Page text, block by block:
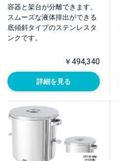
【KTT-ST-ASC】
容器と架台が分離できます。
スムーズな液体排出ができる
底傾斜タイプのステンレスタ
ンクです。
￥494,340
詳細を見る